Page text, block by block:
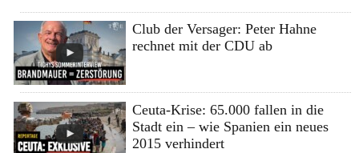
Club der Versager: Peter Hahne
rechnet mit der CDU ab
Ceuta-Krise: 65.000 fallen in die
Stadt ein – wie Spanien ein neues
2015 verhindert